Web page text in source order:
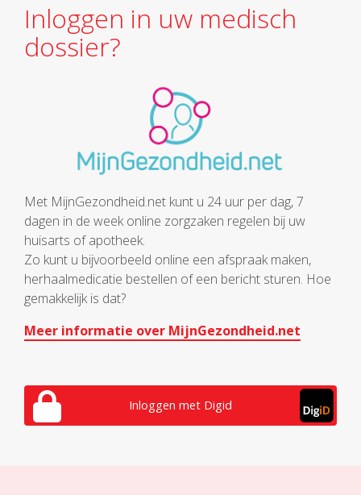
Inloggen in uw medisch
dossier?
Met MijnGezondheid.net kunt u 24 uur per dag, 7
dagen in de week online zorgzaken regelen bij uw
huisarts of apotheek.
Zo kunt u bijvoorbeeld online een afspraak maken,
herhaalmedicatie bestellen of een bericht sturen. Hoe
gemakkelijk is dat?
Meer informatie over MijnGezondheid.net
Inloggen met Digid